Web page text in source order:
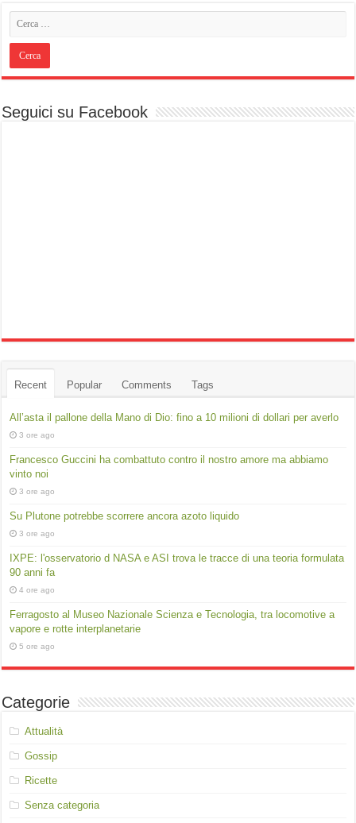
Seguici su Facebook
Recent Popular Comments Tags
All’asta il pallone della Mano di Dio: fino a 10 milioni di dollari per averlo
3 ore ago
Francesco Guccini ha combattuto contro il nostro amore ma abbiamo
vinto noi
3 ore ago
Su Plutone potrebbe scorrere ancora azoto liquido
3 ore ago
IXPE: l'osservatorio d NASA e ASI trova le tracce di una teoria formulata
90 anni fa
4 ore ago
Ferragosto al Museo Nazionale Scienza e Tecnologia, tra locomotive a
vapore e rotte interplanetarie
5 ore ago
Categorie
Attualità
Gossip
Ricette
Senza categoria